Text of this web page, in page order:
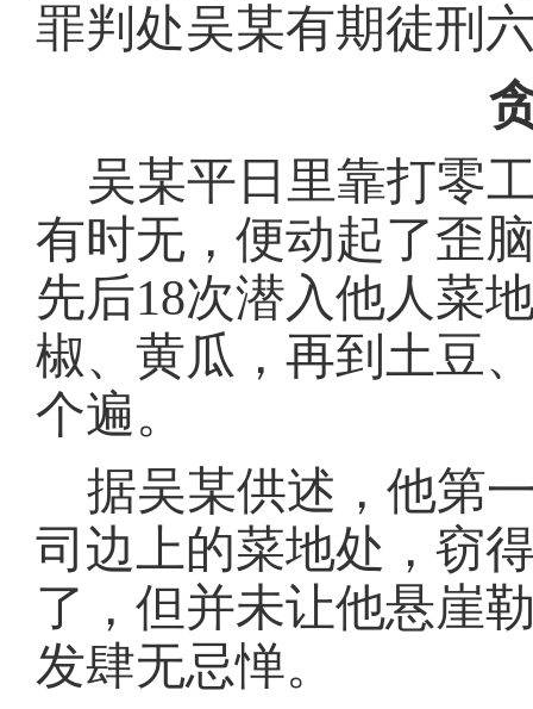
罪判处吴某有期徒刑
吴某平日里靠打零
有时无， 便动起了歪
先后18次潜入他人菜
椒、黄瓜，再到土豆
个遍。
据吴某供述，他第
司边上的菜地处，窃
了，但并未让他悬崖
发肆无忌惮。